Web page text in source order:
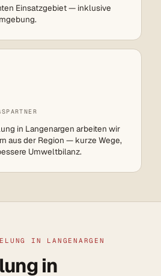
Einsatzgebiet — inklusive
in Langenargen arbeiten wir
aus der Region — kurze Wege,
Umweltbilanz.
IN LANGENARGEN
in